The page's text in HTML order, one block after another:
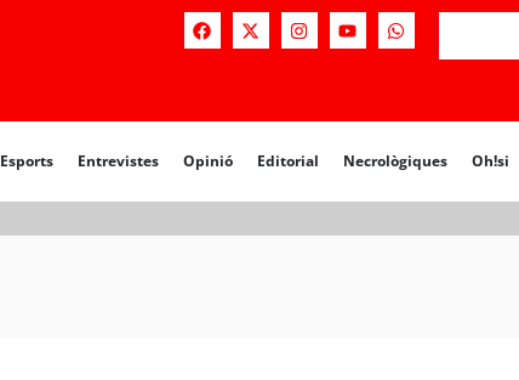
Esports Entrevistes Opinió Editorial Necrològiques Oh!si
Opinió Editorial Necrològiques